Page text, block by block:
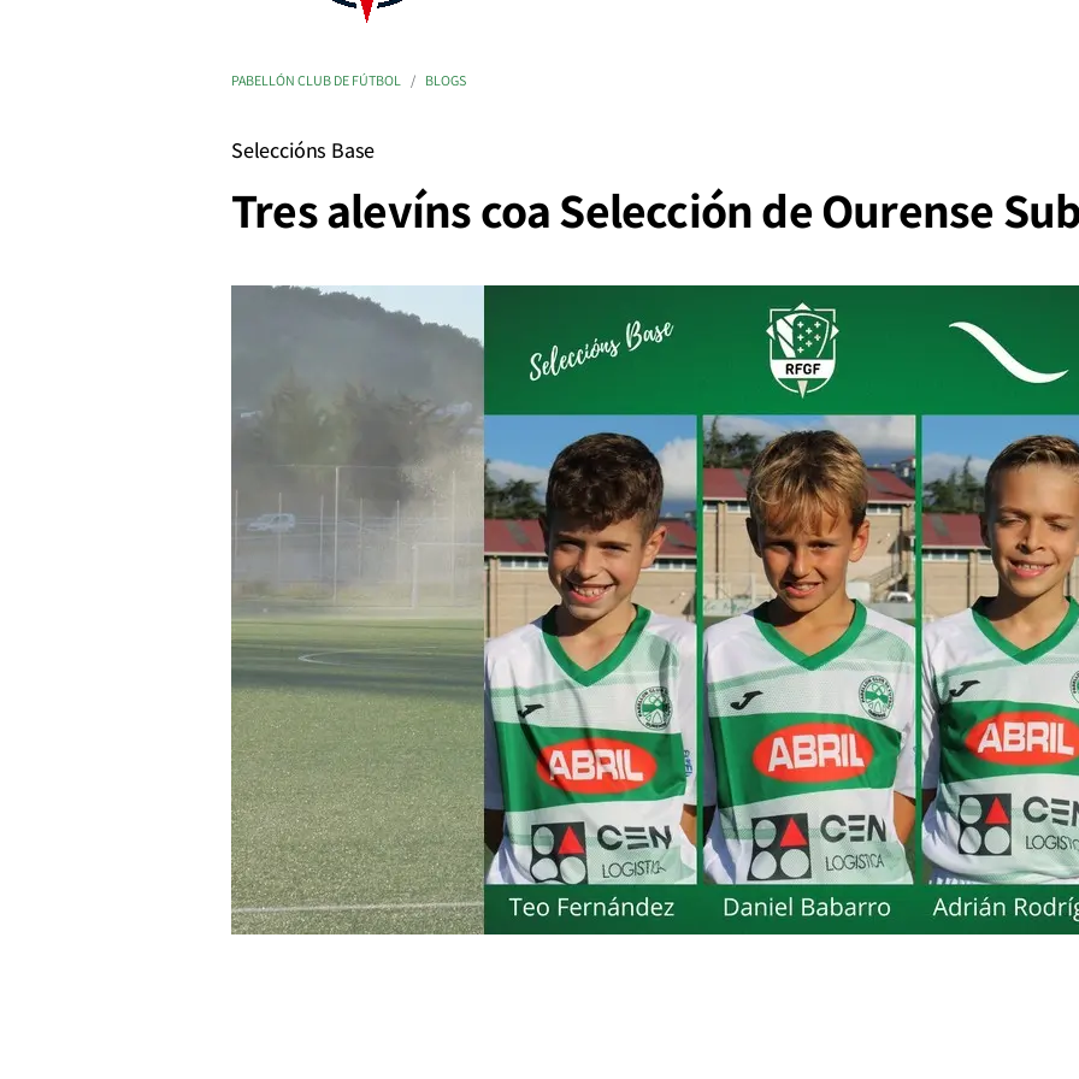
PABELLÓN CLUB DE FÚTBOL BLOGS
Seleccións Base
Tres alevíns coa Selección de Ourense